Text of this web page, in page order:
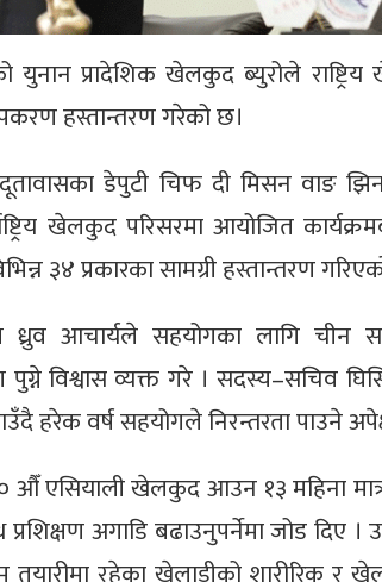
युनान प्रादेशिक खेलकुद ब्युरोले
हस्तान्तरण गरेको छ।
डेपुटी चिफ दी मिसन वाङ
खेलकुद परिसरमा आयोजित
३४ प्रकारका सामग्री हस्तान्तरण
ध्रुव आचार्यले सहयोगका लागि चीन
पुग्ने विश्वास व्यक्त गरे । सदस्य–सचिव
हरेक वर्ष सहयोगले निरन्तरता पाउने
एसियाली खेलकुद आउन १३ महिना
अगाडि बढाउनुपर्नेमा जोड दिए
तयारीमा रहेका खेलाडीको